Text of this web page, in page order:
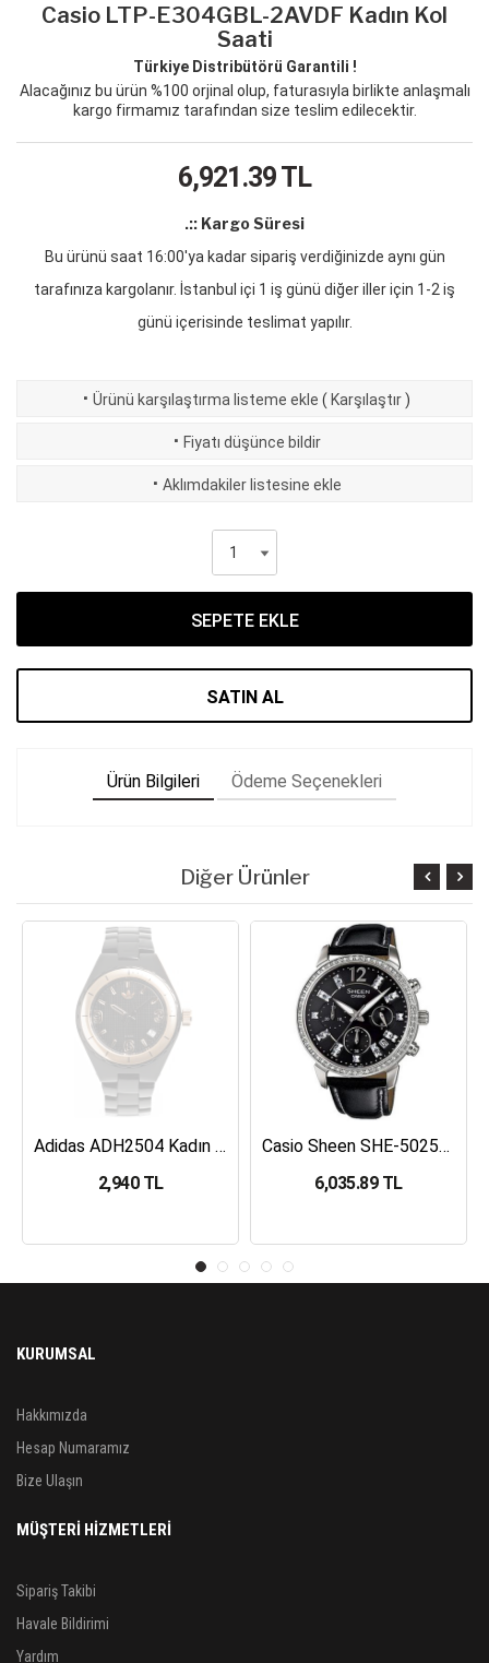
Casio LTP-E304GBL-2AVDF Kadın Kol
Saati
Türkiye Distribütörü Garantili !
Alacağınız bu ürün %100 orjinal olup, faturasıyla birlikte anlaşmalı
kargo firmamız tarafından size teslim edilecektir.
6,921.39TL
.:: Kargo Süresi
Bu ürünü saat 16:00'ya kadar sipariş verdiğinizde aynı gün
tarafınıza kargolanır. İstanbul içi 1 iş günü diğer iller için 1-2 iş
günü içerisinde teslimat yapılır.
· Ürünü karşılaştırma listeme ekle (Karşılaştır)
· Fiyatı düşünce bildir
· Aklımdakiler listesine ekle
SEPETE EKLE
SATIN AL
Ürün Bilgileri Ödeme Seçenekleri
Diğer Ürünler
Adidas ADH2504 Kadın Kol Saati
2,940 TL
Casio Sheen SHE-5025BL-1ADR Kadın Kol Saati
6,035.89 TL
KURUMSAL
Hakkımızda
Hesap Numaramız
Bize Ulaşın
MÜŞTERİ HİZMETLERİ
Sipariş Takibi
Havale Bildirimi
Yardım